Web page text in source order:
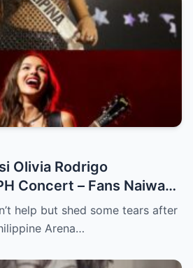
Olivia Rodrigo
Concert – Fans Naiwan
na Video!
help but shed some tears after
Arena…